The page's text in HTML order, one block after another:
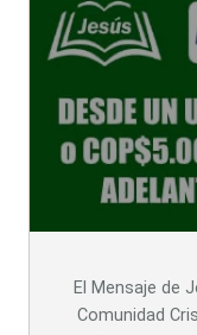
El Mensaje de
Comunidad